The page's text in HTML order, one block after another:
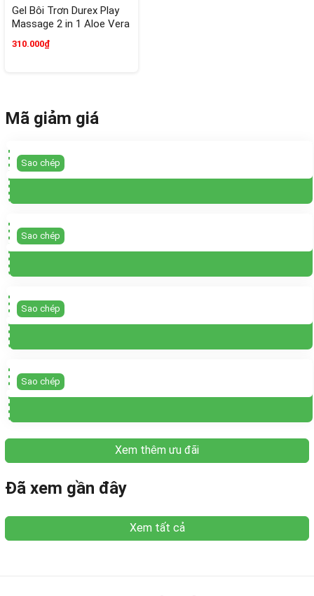
Gel Bôi Trơn Durex Play
Massage 2 in 1 Aloe Vera
Soothing Lube Nha Đam
200ml
310.000₫
Mã giảm giá
Sao chép
Sao chép
Sao chép
Sao chép
Xem thêm ưu đãi
Đã xem gần đây
Xem tất cả